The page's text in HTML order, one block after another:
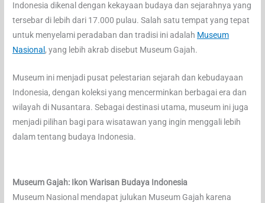
Indonesia dikenal dengan kekayaan budaya dan sejarahnya yang
tersebar di lebih dari 17.000 pulau. Salah satu tempat yang tepat
untuk menyelami peradaban dan tradisi ini adalah Museum
Nasional , yang lebih akrab disebut Museum Gajah.
Museum ini menjadi pusat pelestarian sejarah dan kebudayaan
Indonesia, dengan koleksi yang mencerminkan berbagai era dan
wilayah di Nusantara. Sebagai destinasi utama, museum ini juga
menjadi pilihan bagi para wisatawan yang ingin menggali lebih
dalam tentang budaya Indonesia.
Museum Gajah: Ikon Warisan Budaya Indonesia
Museum Nasional mendapat julukan Museum Gajah karena